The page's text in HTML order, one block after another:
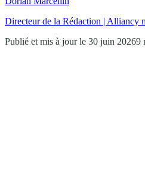
Directeur de la Rédaction | Alliancy
Publié et mis à jour le 30 juin 20269